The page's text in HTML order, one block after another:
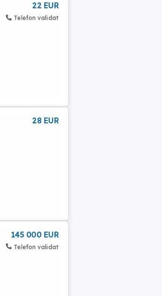
22 EUR
Telefon validat
28 EUR
145 000 EUR
Telefon validat